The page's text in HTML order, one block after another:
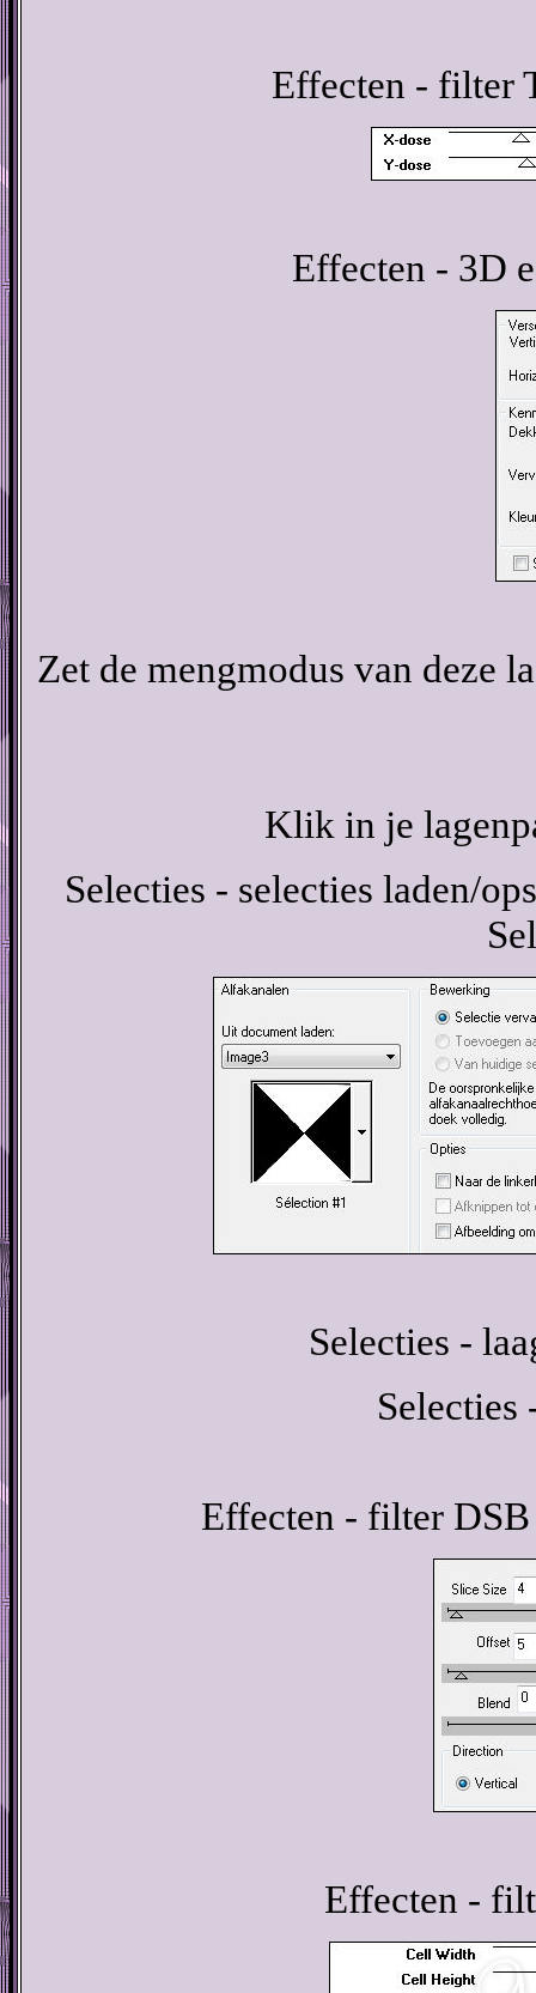
Effecten - filter
Effecten - 3D
Zet de mengmodus van deze
Klik in je
Selecties - selecties laden/
Selecties -
Selecties
Effecten - filter
Effecten -